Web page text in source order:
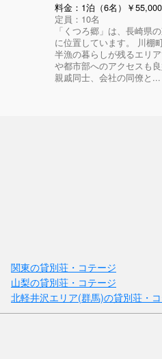
料金：1泊（6名）￥
定員：10名
「くつろ郷」は、長崎県
に位置しています。 川棚
半漁の暮らしが残るエリ
や都市部へのアクセスも
親戚同士、会社の同僚と...
関東の貸別荘・コテージ
山梨の貸別荘・コテージ
北軽井沢エリア(群馬)の貸別荘・